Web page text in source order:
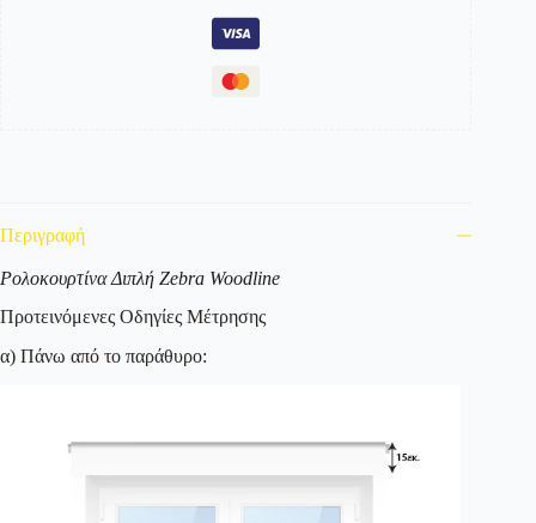
Περιγραφή
Ρολοκουρτίνα Διπλή Zebra Woodline
Προτεινόμενες Οδηγίες Μέτρησης
α) Πάνω από το παράθυρο: